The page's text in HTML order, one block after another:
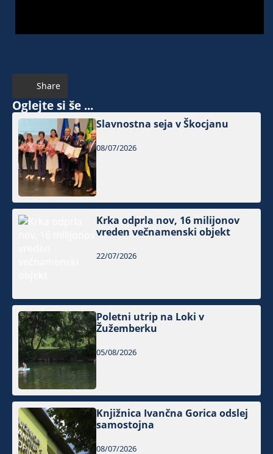
Share
Oglejte si še ...
Slavnostna seja v Škocjanu
08/07/2026
Krka odprla nov, 16 milijonov
vreden večnamenski objekt
22/07/2026
Poletni utrip na Loki v
Žužemberku
05/08/2026
Knjižnica Ivančna Gorica odslej
samostojna
08/07/2026